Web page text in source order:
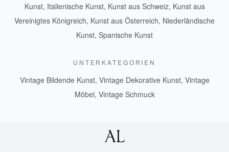
Kunst, Italienische Kunst, Kunst aus Schweiz, Kunst aus
Vereinigtes Königreich, Kunst aus Österreich, Niederländische
Kunst, Spanische Kunst
UNTERKATEGORIEN
Vintage Bildende Kunst, Vintage Dekorative Kunst, Vintage
Möbel, Vintage Schmuck